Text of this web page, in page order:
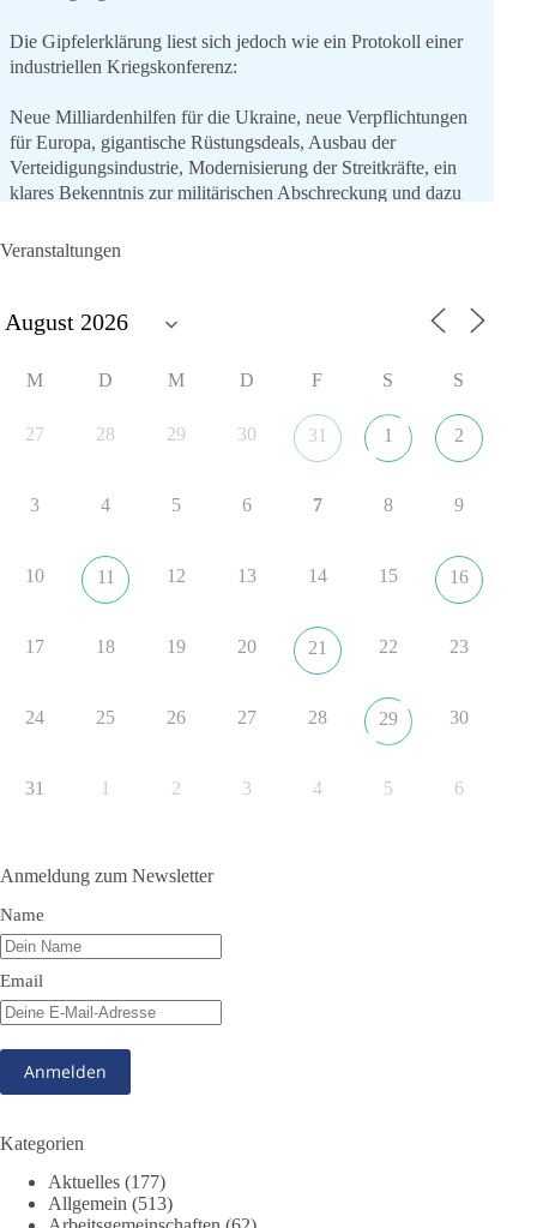
Die Gipfelerklärung liest sich jedoch wie ein Protokoll einer
industriellen Kriegskonferenz:
Neue Milliardenhilfen für die Ukraine, neue Verpflichtungen
für Europa, gigantische Rüstungsdeals, Ausbau der
Verteidigungsindustrie, Modernisierung der Streitkräfte, ein
klares Bekenntnis zur militärischen Abschreckung und dazu
aus der NATO. Ein Gipfel, der mehr nach Rüstungsdeal als
nach Friedenspolitik klingt, wird niemals Sicherheit schaffen,
#NATO
Im Politischen Frühschoppen diskutieren die Teilnehmer das
Verhältnis von Mensch, Natur und Grundgesetz.
Beitrag der AG Strategische Impulse
Kann die Natur Träger eigener Grundrechte sein? Oder würde
eine solche Entwicklung das Fundament unseres
beschäftigte sich die Teilnehmer des Politischen
Frühschoppens der AG Strategische Impulse am 19. Juli 2026.
derzeit in Teilen der Umweltbewegung diskutierten
hinausreichen und grundlegende Fragen zum Menschenbild,
zum Rechtsstaat und zur Demokratie aufwerfen. [...]
Veranstaltungen
M D M D F S S
27 28 29 30 31 1 2
3 4 5 6 7 8 9
10 11 12 13 14 15 16
17 18 19 20 21 22 23
24 25 26 27 28 29 30
31 1 2 3 4 5 6
Anmeldung zum Newsletter
Name
Email
Kategorien
Aktuelles (177)
Allgemein (513)